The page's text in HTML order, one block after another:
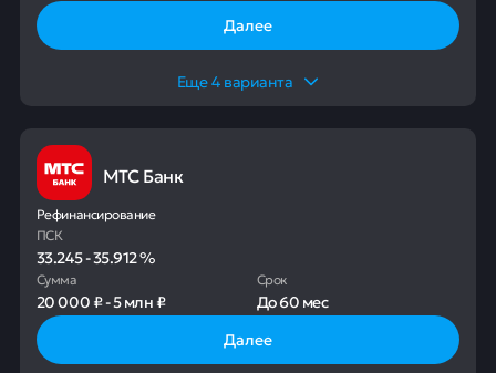
Далее
Еще4 варианта
МТС Банк
Рефинансирование
ПСК
33.245-35.912%
Сумма
20 000 ₽-5 млн ₽
Срок
До60 мес
Далее